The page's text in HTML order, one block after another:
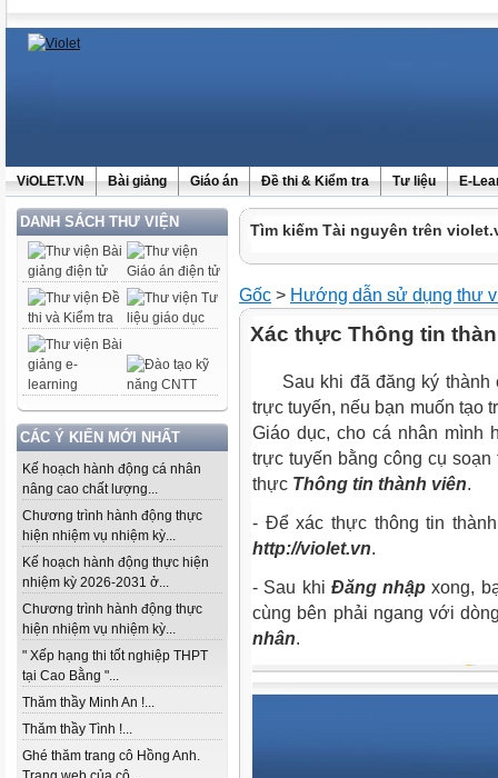
ViOLET.VN Bài giảng Giáo án Đề thi & Kiểm tra Tư liệu E-
DANH SÁCH THƯ VIỆN
CÁC Ý KIẾN MỚI NHẤT
Kế hoạch hành động cá nhân
nâng cao chất lượng...
Chương trình hành động thực
hiện nhiệm vụ nhiệm kỳ...
Kế hoạch hành động thực hiện
nhiệm kỳ 2026-2031 ở...
Chương trình hành động thực
hiện nhiệm vụ nhiệm kỳ...
" Xếp hạng thi tốt nghiệp THPT
tại Cao Bằng "...
Thăm thầy Minh An !...
Thăm thầy Tình !...
Ghé thăm trang cô Hồng Anh.
Tìm kiếm Tài nguyên trên
Gốc > Hướng dẫn sử dụng thư
Xác thực Thông tin
Sau khi đã đăng ký thành
trực tuyến, nếu bạn muốn tạo
Giáo dục, cho cá nhân mình
trực tuyến bằng công cụ
thực Thông tin thành viên.
- Để xác thực thông tin
http://violet.vn.
- Sau khi Đăng nhập xong,
cùng bên phải ngang với
nhân.